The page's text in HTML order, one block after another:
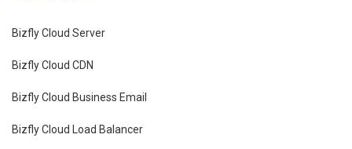
Bizfly Cloud Server
Bizfly Cloud CDN
Bizfly Cloud Business Email
Bizfly Cloud Load Balancer